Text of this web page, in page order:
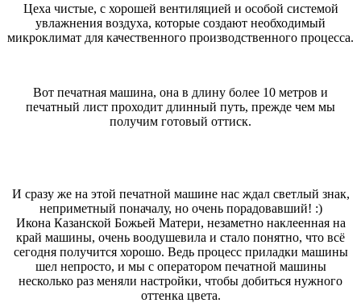
Цеха чистые, с хорошей вентиляцией и особой системой
увлажнения воздуха, которые создают необходимый
микроклимат для качественного производственного процесса.
Вот печатная машина, она в длину более 10 метров и
печатный лист проходит длинный путь, прежде чем мы
получим готовый оттиск.
И сразу же на этой печатной машине нас ждал светлый знак,
неприметный поначалу, но очень порадовавший! :)
Икона Казанской Божьей Матери, незаметно наклеенная на
край машины, очень воодушевила и стало понятно, что всё
сегодня получится хорошо. Ведь процесс приладки машины
шел непросто, и мы с оператором печатной машины
несколько раз меняли настройки, чтобы добиться нужного
оттенка цвета.